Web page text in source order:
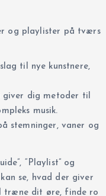
og playlister på tværs
til nye kunstnere,
giver dig metoder til
musik.
stemninger, vaner og
“Playlist” og
se, hvad der giver
træne dit øre, finde ro